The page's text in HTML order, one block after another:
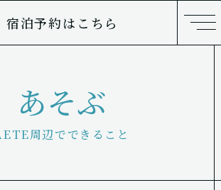
宿泊予約はこちら
あそぶ
周辺でできること